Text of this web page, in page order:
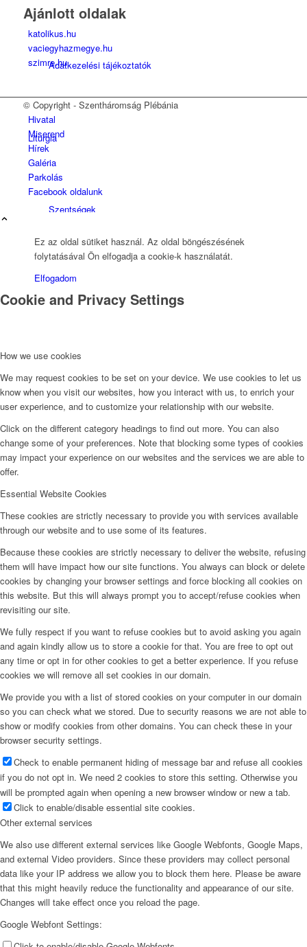
Adatkezelési tájékoztatók
Liturgia
Szentségek
Ismerjük meg a szentségeket
Miserend
Miserend
A szentmise liturgiája
Betegellátás
Közösségeink
Hírek
Hírek
Hirdetések
FÉNY ÉS FORRÁS egyházközségünk lapja
Ajánlott oldalak
katolikus.hu
vaciegyhazmegye.hu
szimre.hu
© Copyright - Szentháromság Plébánia
Hivatal
Miserend
Hírek
Galéria
Parkolás
Facebook oldalunk
Ez az oldal sütiket használ. Az oldal böngészésének
folytatásával Ön elfogadja a cookie-k használatát.
Elfogadom
Cookie and Privacy Settings
How we use cookies
We may request cookies to be set on your device. We use cookies to let us
know when you visit our websites, how you interact with us, to enrich your
user experience, and to customize your relationship with our website.
Click on the different category headings to find out more. You can also
change some of your preferences. Note that blocking some types of cookies
may impact your experience on our websites and the services we are able to
offer.
Essential Website Cookies
These cookies are strictly necessary to provide you with services available
through our website and to use some of its features.
Because these cookies are strictly necessary to deliver the website, refusing
them will have impact how our site functions. You always can block or delete
cookies by changing your browser settings and force blocking all cookies on
this website. But this will always prompt you to accept/refuse cookies when
revisiting our site.
We fully respect if you want to refuse cookies but to avoid asking you again
and again kindly allow us to store a cookie for that. You are free to opt out
any time or opt in for other cookies to get a better experience. If you refuse
cookies we will remove all set cookies in our domain.
We provide you with a list of stored cookies on your computer in our domain
so you can check what we stored. Due to security reasons we are not able to
show or modify cookies from other domains. You can check these in your
browser security settings.
Check to enable permanent hiding of message bar and refuse all cookies
if you do not opt in. We need 2 cookies to store this setting. Otherwise you
will be prompted again when opening a new browser window or new a tab.
Click to enable/disable essential site cookies.
Other external services
We also use different external services like Google Webfonts, Google Maps,
and external Video providers. Since these providers may collect personal
data like your IP address we allow you to block them here. Please be aware
that this might heavily reduce the functionality and appearance of our site.
Changes will take effect once you reload the page.
Google Webfont Settings: